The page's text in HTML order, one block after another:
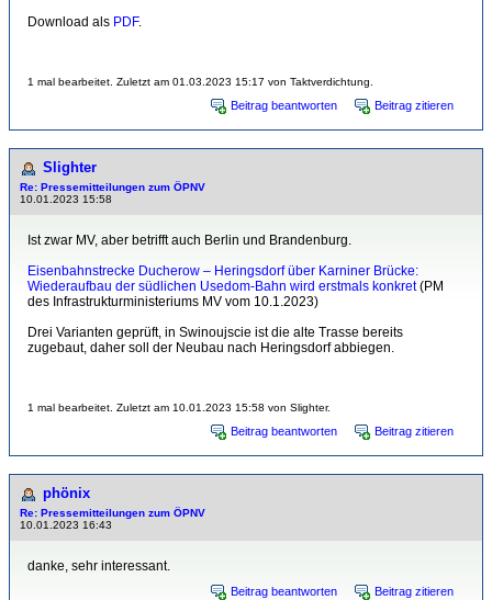
Download als PDF.
1 mal bearbeitet. Zuletzt am 01.03.2023 15:17 von Taktverdichtung.
Beitrag beantworten Beitrag zitieren
Slighter
Re: Pressemitteilungen zum ÖPNV
10.01.2023 15:58
Ist zwar MV, aber betrifft auch Berlin und Brandenburg.
Eisenbahnstrecke Ducherow – Heringsdorf über Karniner Brücke:
Wiederaufbau der südlichen Usedom-Bahn wird erstmals konkret(PM
des Infrastrukturministeriums MV vom 10.1.2023)
Drei Varianten geprüft, in Swinoujscie ist die alte Trasse bereits
zugebaut, daher soll der Neubau nach Heringsdorf abbiegen.
1 mal bearbeitet. Zuletzt am 10.01.2023 15:58 von Slighter.
Beitrag beantworten Beitrag zitieren
phönix
Re: Pressemitteilungen zum ÖPNV
10.01.2023 16:43
danke, sehr interessant.
Beitrag beantworten Beitrag zitieren